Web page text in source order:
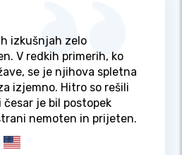
izkušnjah zelo
V redkih primerih, ko
se je njihova spletna
izjemno. Hitro so rešili
je bil postopek
nemoten in prijeten.